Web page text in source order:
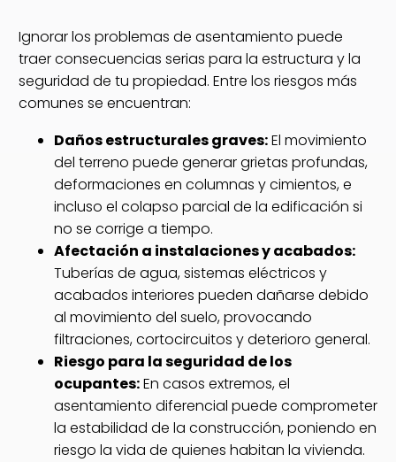
Ignorar los problemas de asentamiento puede
traer consecuencias serias para la estructura y la
seguridad de tu propiedad. Entre los riesgos más
comunes se encuentran:
Daños estructurales graves:El movimiento
del terreno puede generar grietas profundas,
deformaciones en columnas y cimientos, e
incluso el colapso parcial de la edificación si
no se corrige a tiempo.
Afectación a instalaciones y acabados:
Tuberías de agua, sistemas eléctricos y
acabados interiores pueden dañarse debido
al movimiento del suelo, provocando
filtraciones, cortocircuitos y deterioro general.
Riesgo para la seguridad de los
ocupantes:En casos extremos, el
asentamiento diferencial puede comprometer
la estabilidad de la construcción, poniendo en
riesgo la vida de quienes habitan la vivienda.